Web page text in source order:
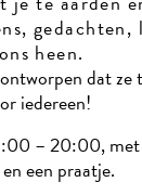
gedachten,
heen.
dat ze
iedereen!
– 20:00,
een praatje.